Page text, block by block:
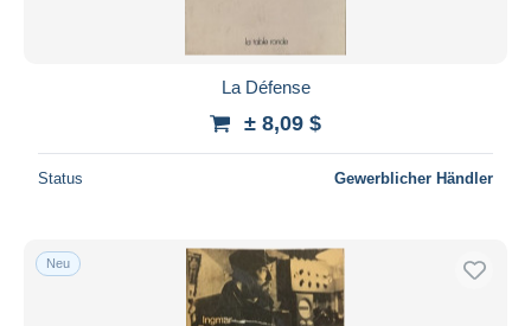
La Défense
± 8,09 $
Status Gewerblicher Händler
Neu